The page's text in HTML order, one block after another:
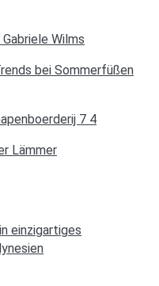
bei Sommerfüßen
Lämmer
einzigartiges